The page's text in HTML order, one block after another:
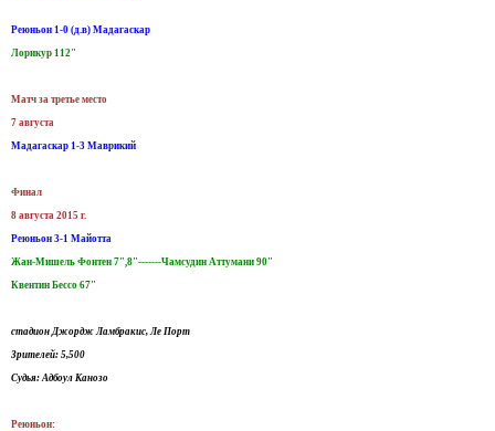
Реюньон 1-0 (д.в) Мадагаскар
Лорикур 112"
Матч за третье место
7 августа
Мадагаскар 1-3 Маврикий
Финал
8 августа 2015 г.
Реюньон 3-1 Майотта
Жан-Мишель Фонтен 7",8"-------Чамсудин Аттумани 90"
Квентин Бессо 67"
стадион Джордж Ламбракис, Ле Порт
Зрителей: 5,500
Судья: Адбоул Канозо
Реюньон: